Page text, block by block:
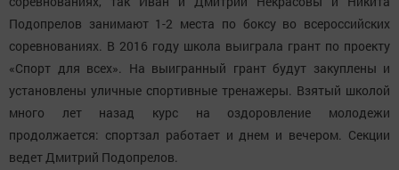
Подопрелов занимают 1-2 места по боксу во всероссийских
соревнованиях. В 2016 году школа выиграла грант по проекту
«Спорт для всех». На выигранный грант будут закуплены и
установлены уличные спортивные тренажеры. Взятый школой
много лет назад курс на оздоровление молодежи
продолжается: спортзал работает и днем и вечером. Секции
ведет Дмитрий Подопрелов.